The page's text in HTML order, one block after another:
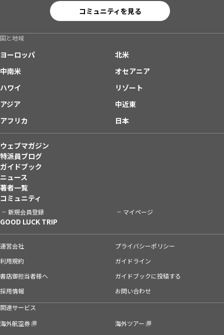
コミュニティを見る
国と地域
ヨーロッパ
北米
中南米
オセアニア
ハワイ
リゾート
アジア
中近東
アフリカ
日本
ウェブマガジン
特派員ブログ
ガイドブック
ニュース
著者一覧
コミュニティ
新規会員登録 マイページ
GOOD LUCK TRIP
運営会社
プライバシーポリシー
利用規約
ガイドライン
書店御担当者様へ
ガイドブックに投稿する
採用情報
お問い合わせ
関連サービス
海外航空券
海外ツアー